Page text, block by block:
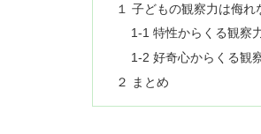
１ 子どもの観察力は侮れ
1-1 特性からくる観察
1-2 好奇心からくる観
２ まとめ